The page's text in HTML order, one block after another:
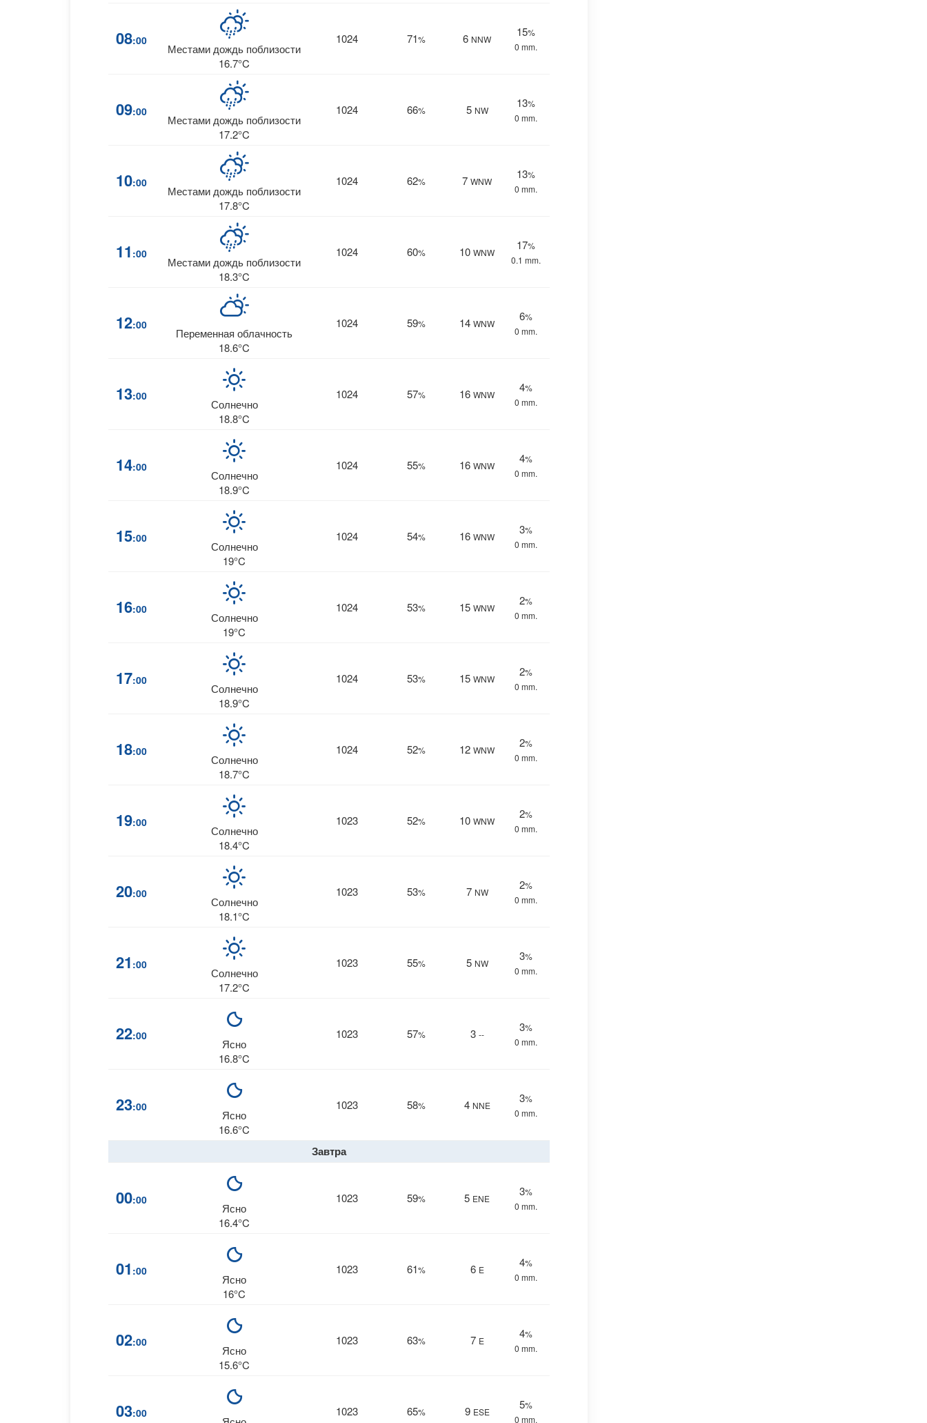
08:00
Местами дождь поблизости
16.7°C
1024 71% 6 NNW
15%
0 mm.
09:00
Местами дождь поблизости
17.2°C
1024 66% 5 NW
13%
0 mm.
10:00
Местами дождь поблизости
17.8°C
1024 62% 7 WNW
13%
0 mm.
11 :00
Местами дождь поблизости
18.3°C
1024 60% 10 WNW
17%
0.1 mm.
12:00
Переменная облачность
18.6°C
1024 59% 14 WNW
6%
0 mm.
13:00
Солнечно
18.8°C
1024 57% 16 WNW
4%
0 mm.
14:00
Солнечно
18.9°C
1024 55% 16 WNW
4%
0 mm.
15:00
Солнечно
19°C
1024 54% 16 WNW
3%
0 mm.
16:00
Солнечно
19°C
1024 53% 15 WNW
2%
0 mm.
17:00
Солнечно
18.9°C
1024 53% 15 WNW
2%
0 mm.
18:00
Солнечно
18.7°C
1024 52% 12 WNW
2%
0 mm.
19:00
Солнечно
18.4°C
1023 52% 10 WNW
2%
0 mm.
20:00
Солнечно
18.1°C
1023 53% 7 NW
2%
0 mm.
21 :00
Солнечно
17.2°C
1023 55% 5 NW
3%
0 mm.
22:00
Ясно
16.8°C
1023 57% 3 --
3%
0 mm.
23:00
Ясно
16.6°C
1023 58% 4 NNE
3%
0 mm.
Завтра
00:00
Ясно
16.4°C
1023 59% 5 ENE
3%
0 mm.
01 :00
Ясно
16°C
1023 61% 6 E
4%
0 mm.
02:00
Ясно
15.6°C
1023 63% 7 E
4%
0 mm.
03:00 1023 65% 9 ESE
5%
0 mm.